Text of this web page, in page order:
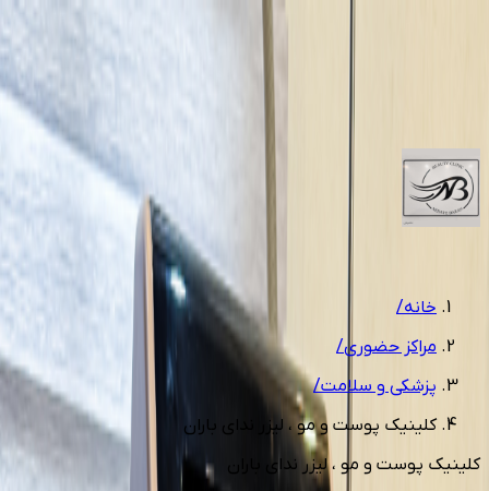
1/7
خانه/
مراکز حضوری/
پزشکی و سلامت/
کلینیک پوست و مو ، لیزر ندای باران
کلینیک پوست و مو ، لیزر ندای باران